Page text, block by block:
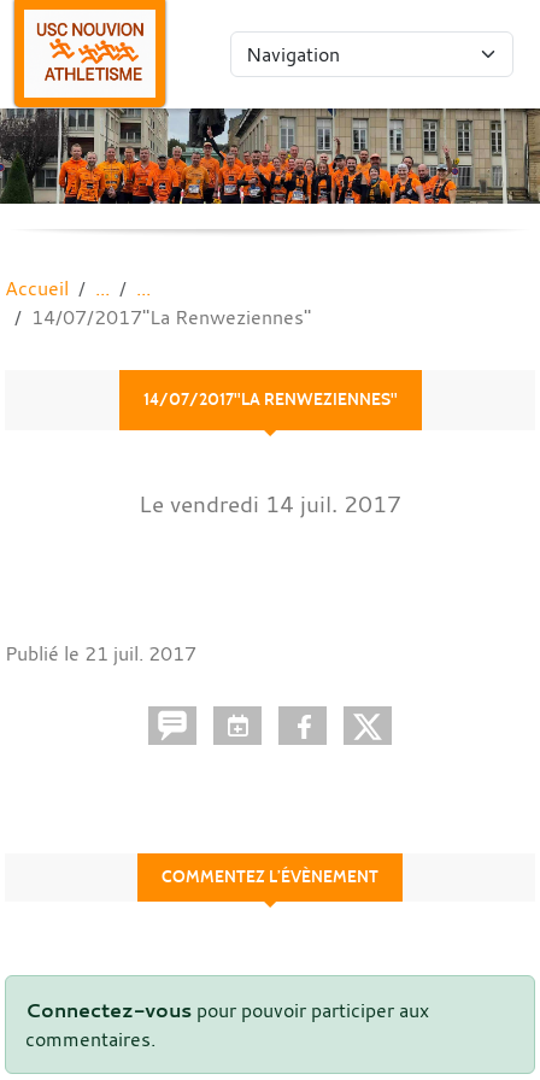
Accueil
14/07/2017"La Renweziennes"
14/07/2017"LA RENWEZIENNES"
Le vendredi 14 juil. 2017
Publié le 21 juil. 2017
COMMENTEZ L’ÉVÈNEMENT
Connectez-vous pour pouvoir participer aux
commentaires.
Panneau de gestion des cookies